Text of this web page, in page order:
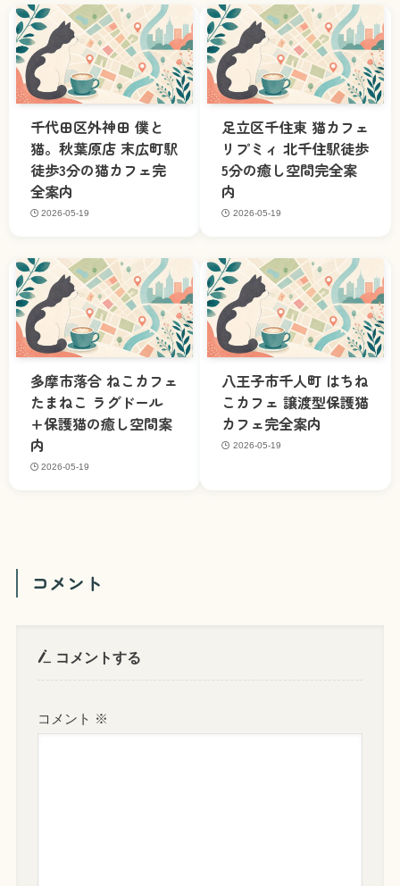
千代田区外神田 僕と
猫。秋葉原店 末広町駅
徒歩3分の猫カフェ完
全案内
2026-05-19
足立区千住東 猫カフェ
リプミィ 北千住駅徒歩
5分の癒し空間完全案
内
2026-05-19
多摩市落合 ねこカフェ
たまねこ ラグドール
+保護猫の癒し空間案
内
2026-05-19
八王子市千人町 はちね
こカフェ 譲渡型保護猫
カフェ完全案内
2026-05-19
コメント
コメントする
コメント ※